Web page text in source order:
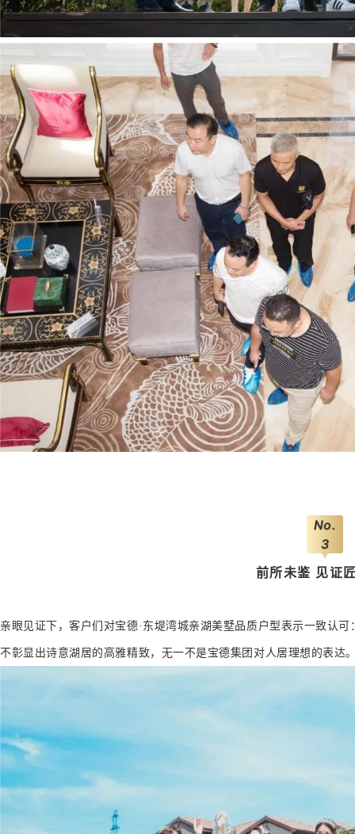
No.
3
前所未鉴 见证
亲眼见证下，客户们对宝德·东堤湾城亲湖美墅品质户型表示一致认
不彰显出诗意湖居的高雅精致，无一不是宝德集团对人居理想的表达